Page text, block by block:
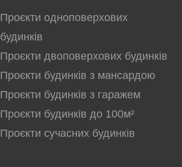
Проєкти одноповерхових
будинків
Проєкти двоповерхових будинків
Проєкти будинків з мансардою
Проєкти будинків з гаражем
Проєкти будинків до 100м²
Проєкти сучасних будинків